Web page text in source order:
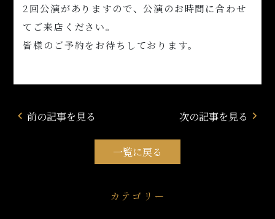
2回公演がありますので、公演のお時間に合わせ
てご来店ください。
皆様のご予約をお待ちしております。
navigate_before前の記事を見る
一覧に戻る
次の記事を見る navigate_next
カテゴリー